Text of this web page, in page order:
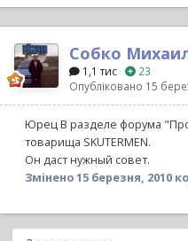
Собко
1,1 тис
23
Опубліковано 15
Юрец В разделе форума
товарища SKUTERMEN.
Он даст нужный совет.
Змінено15 березня, 2010